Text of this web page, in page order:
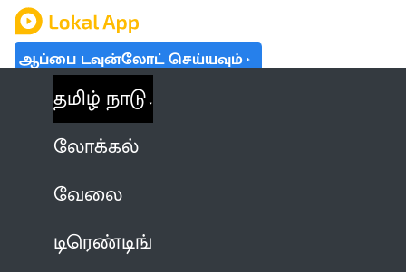
ஆப்பை டவுன்லோட் செய்யவும்
தமிழ் நாடு
லோக்கல்
வேலை
டிரெண்டிங்